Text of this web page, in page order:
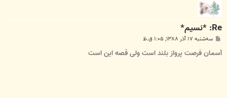
Re: *نسیم*
پ
ت
سه‌شنبه ۱۷ آذر ۱۳۸۸, ۱:۰۵ ق.ظ
آسمان فرصت پرواز بلند است ولی قصه این است